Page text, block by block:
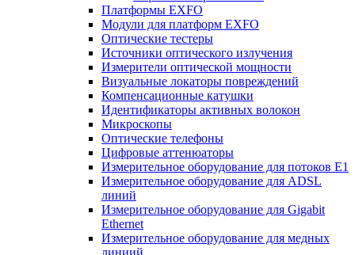
Платформы EXFO
Модули для платформ EXFO
Оптические тестеры
Источники оптического излучения
Измерители оптической мощности
Визуальные локаторы повреждений
Компенсационные катушки
Идентификаторы активных волокон
Микроскопы
Оптические телефоны
Цифровые аттенюаторы
Измерительное оборудование для потоков Е1
Измерительное оборудование для ADSL
линий
Измерительное оборудование для Gigabit
Ethernet
Измерительное оборудование для медных
линиий